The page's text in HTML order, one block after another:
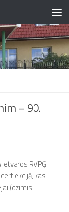
– 90.
ietvaros RVPĢ
kas
(dzimis